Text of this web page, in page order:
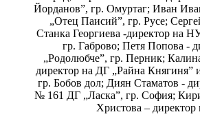
Йорданов”, гр. Омуртаг; Иван
„Отец Паисий”, гр. Русе;
Станка Георгиева -директор на
гр. Габрово; Петя Попова -
„Родолюбче”, гр. Перник;
директор на ДГ „Райна Княгиня”
гр. Бобов дол; Диян Стаматов -
№ 161 ДГ „Ласка”, гр. София;
Христова –